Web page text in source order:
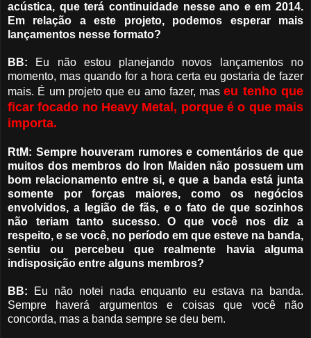
acústica, que terá continuidade nesse ano e em 2014.
Em relação a este projeto, podemos esperar mais
lançamentos nesse formato?
BB: Eu não estou planejando novos lançamentos no
momento, mas quando for a hora certa eu gostaria de fazer
mais. É um projeto que eu amo fazer, maseu tenho que
ficar focado no Heavy Metal, porque é o que mais
importa.
RtM: Sempre houveram rumores e comentários de que
muitos dos membros do Iron Maiden não possuem um
bom relacionamento entre si, e que a banda está junta
somente por forças maiores, como os negócios
envolvidos, a legião de fãs, e o fato de que sozinhos
não teriam tanto sucesso. O que você nos diz a
respeito, e se você, no período em que esteve na banda,
sentiu ou percebeu que realmente havia alguma
indisposição entre alguns membros?
BB:
Eu não notei nada enquanto eu estava na banda.
Sempre haverá argumentos e coisas que você não
concorda, mas a banda sempre se deu bem.